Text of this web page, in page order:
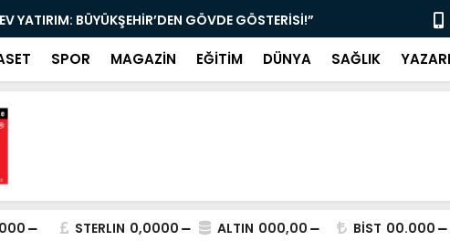
YATIRIM: BÜYÜKŞEHİR’DEN GÖVDE GÖSTERİSİ!”
SPOR MAGAZİN EĞİTİM DÜNYA SAĞLIK
STERLIN 0,0000 ALTIN 000,00 BİST 00.000